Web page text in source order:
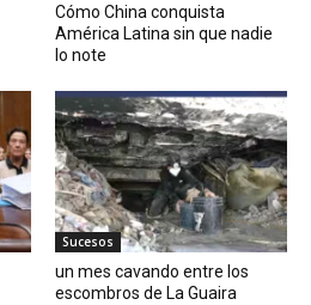
Cómo China conquista
América Latina sin que nadie
lo note
Sucesos
un mes cavando entre los
escombros de La Guaira